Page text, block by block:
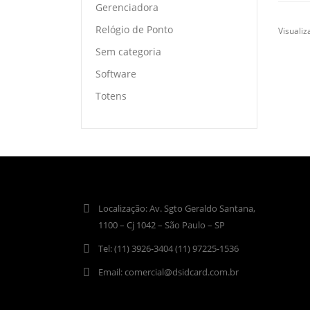
Gerenciadora
Relógio de Ponto
Sem categoria
Software
Totens
Localização:Av. Sgto Geraldo Santana,
1100 – Cj 1042 – São Paulo – SP
Tel:(11) 3926-3404 (11) 97225-1536
Email:comercial@dsidcard.com.br